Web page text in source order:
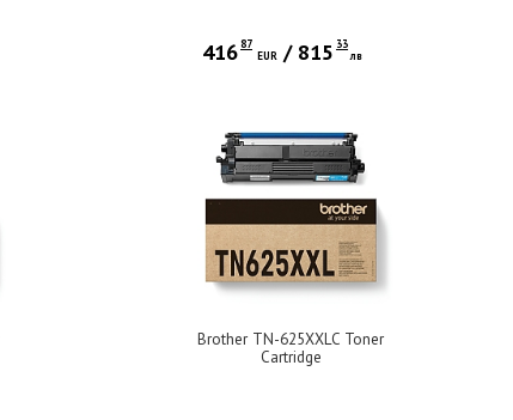
41687
EUR / 815 33
лв
Brother TN-625XXLC Toner
Cartridge